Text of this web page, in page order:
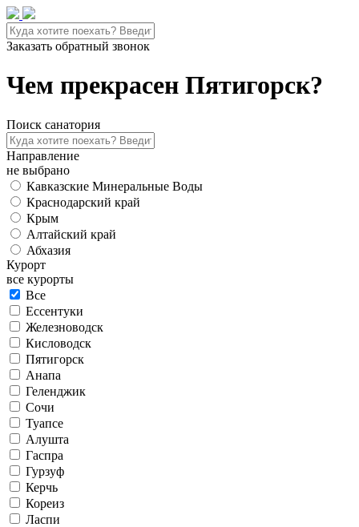
Заказать обратный звонок
Чем прекрасен Пятигорск?
Поиск санатория
Направление
не выбрано
Кавказские Минеральные Воды
Краснодарский край
Крым
Алтайский край
Абхазия
Курорт
все курорты
Все
Ессентуки
Железноводск
Кисловодск
Пятигорск
Анапа
Геленджик
Сочи
Туапсе
Алушта
Гаспра
Гурзуф
Керчь
Кореиз
Ласпи